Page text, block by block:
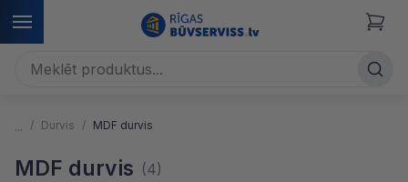
Durvis MDF durvis
MDF durvis (4)